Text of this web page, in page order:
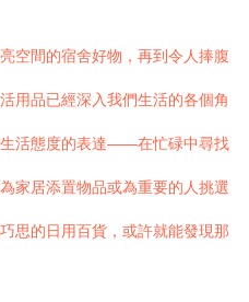
空間的宿舍好物，再到令人捧腹
用品已經深入我們生活的各個角
活態度的表達——在忙碌中尋找
家居添置物品或為重要的人挑選
思的日用百貨，或許就能發現那